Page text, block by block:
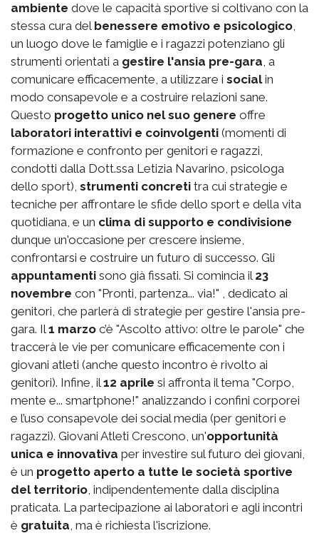
ambiente dove le capacità sportive si coltivano con la
stessa cura del benessere emotivo e psicologico,
un luogo dove le famiglie e i ragazzi potenziano gli
strumenti orientati a gestire l'ansia pre-gara, a
comunicare efficacemente, a utilizzare i socialin
modo consapevole e a costruire relazioni sane.
Questo progetto unico nel suo genere offre
laboratori interattivi e coinvolgenti (momenti di
formazione e confronto per genitori e ragazzi,
condotti dalla Dott.ssa Letizia Navarino, psicologa
dello sport), strumenti concreti tra cui strategie e
tecniche per affrontare le sfide dello sport e della vita
quotidiana, e un clima di supporto e condivisione
dunque un'occasione per crescere insieme,
confrontarsi e costruire un futuro di successo. Gli
appuntamenti sono già fissati. Si comincia il 23
novembre con "Pronti, partenza... via!" , dedicato ai
genitori, che parlerà di strategie per gestire l'ansia pre-
gara. Il1 marzo c’è "Ascolto attivo: oltre le parole" che
traccerà le vie per comunicare efficacemente con i
giovani atleti (anche questo incontro è rivolto ai
genitori). Infine, il12 aprile si affronta il tema "Corpo,
mente e... smartphone!" analizzando i confini corporei
e l’uso consapevole dei social media (per genitori e
ragazzi). Giovani Atleti Crescono, un'opportunità
unica e innovativa per investire sul futuro dei giovani,
è un progetto aperto a tutte le società sportive
del territorio, indipendentemente dalla disciplina
praticata. La partecipazione ai laboratori e agli incontri
è gratuita, ma è richiesta l'iscrizione.